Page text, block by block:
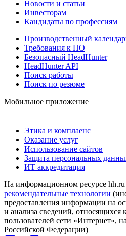
Новости и статьи
Инвесторам
Кандидаты по профессиям
Производственный
Требования к ПО
Безопасный HeadHunter
HeadHunter API
Поиск работы
Поиск по резюме
Мобильное приложение
Этика и комплаенс
Оказание услуг
Использование сайтов
Защита персональных
ИТ аккредитация
На информационном ресурсе hh.ru
рекомендательные технологии
предоставления информации на
и анализа сведений, относящихся
пользователей сети «Интернет»,
Российской Федерации)